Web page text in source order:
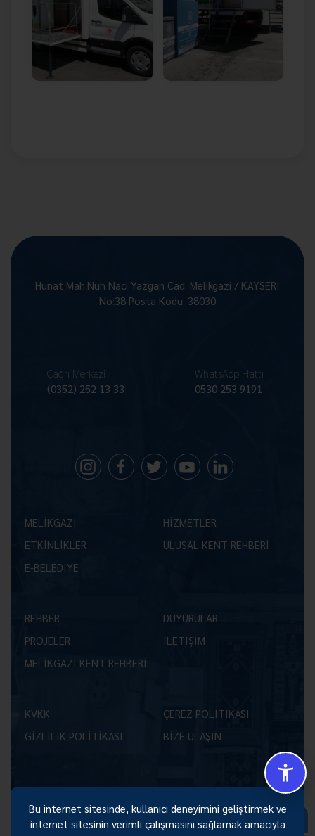
Hunat Mah.Nuh Naci Yazgan Cad. Melikgazi / KAYSERİ
No:38 Posta Kodu: 38030
Çağrı Merkezi
(0352) 252 13 33
WhatsApp Hattı
0530 253 9191
MELİKGAZİ
HİZMETLER
ETKİNLİKLER
ULUSAL KENT REHBERİ
E-BELEDİYE
REHBER
DUYURULAR
PROJELER
İLETİŞİM
MELİKGAZİ KENT REHBERİ
KVKK
ÇEREZ POLİTİKASI
GİZLİLİK POLİTİKASI
BİZE ULAŞIN
Size Nasıl Yardımcı Olabilirim 😊
Bu internet sitesinde, kullanıcı deneyimini geliştirmek ve
internet sitesinin verimli çalışmasını sağlamak amacıyla